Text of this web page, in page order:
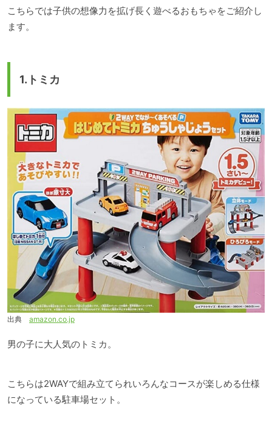
こちらでは子供の想像力を拡げ長く遊べるおもちゃをご紹介し
ます。
1.トミカ
出典 amazon.co.jp
男の子に大人気のトミカ。
こちらは2WAYで組み立てられいろんなコースが楽しめる仕様
になっている駐車場セット。